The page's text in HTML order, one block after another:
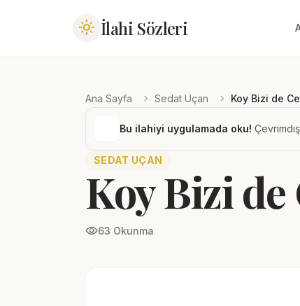
light_mode İlahi Sözleri
Ana Sayfa chevron_right Sedat Uçan chevron_right Koy Bizi de
Bu ilahiyi uygulamada oku!
SEDAT UÇAN
Koy Bizi
visibility63 Okunma